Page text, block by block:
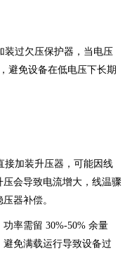
装过欠压保护器，当电压
避免设备在低电压下长期
接加装升压器，可能因线
会导致电流增大，线温骤
器补偿。
功率需留 30%-50% 余量
避免满载运行导致设备过